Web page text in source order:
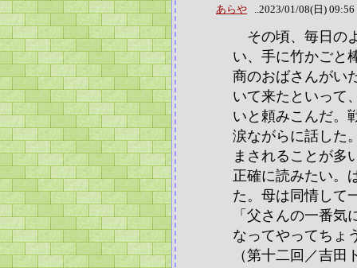
あらや ..2023/01/08(日)
その頃、毎日の
い、手に竹かごと
商のおばさんがい
いて来たといって
いと頼みこんだ。
涙ながらに話した
まされることが多
正確に読みたい。
た。母は同情して
「父さんの一番
なってやってちょ
（第十二回／吉田